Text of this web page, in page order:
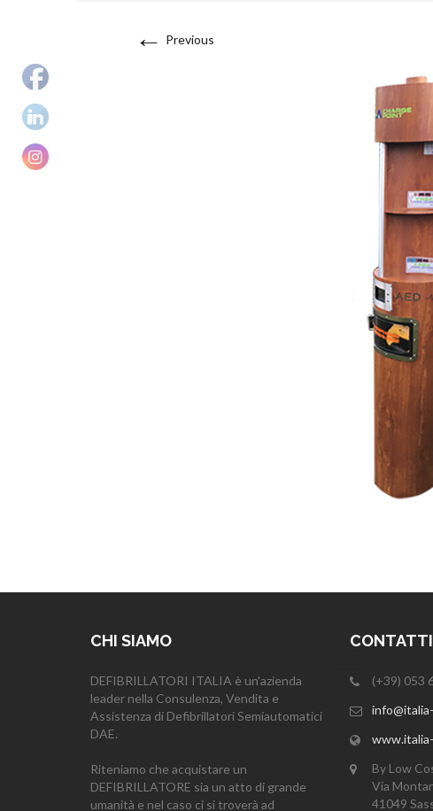
← Previous
CHI SIAMO
DEFIBRILLATORI ITALIA è un'azienda
leader nella Consulenza, Vendita e
Assistenza di Defibrillatori Semiautomatici
DAE.
Riteniamo che acquistare un
DEFIBRILLATORE sia un atto di grande
umanità e nel caso ci si troverà ad
(+39) 053
By Low
Via
41049